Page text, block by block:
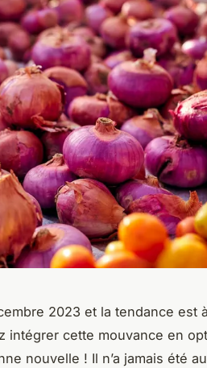
2023 et la tendance est à
intégrer cette mouvance en
nouvelle ! Il n’a jamais été